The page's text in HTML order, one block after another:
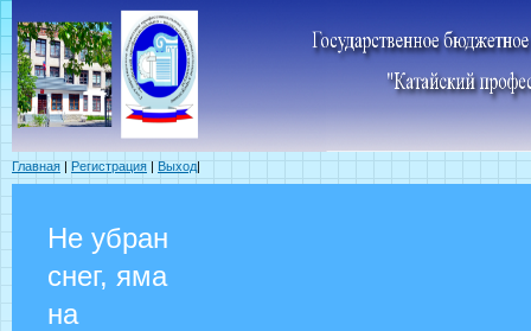
Главная | Регистрация | Выход|
Не убран
снег, яма
на